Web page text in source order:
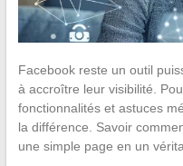
Facebook reste un outil
à accroître leur visibilité.
fonctionnalités et astuces
la différence. Savoir
une simple page en un